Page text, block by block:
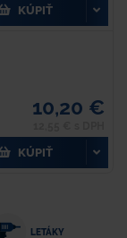
KÚPIŤ
10,20 €
KÚPIŤ
LETÁKY